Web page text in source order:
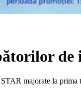
de
majorate la